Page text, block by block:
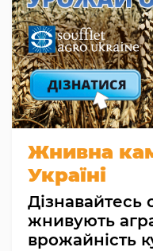
Жнивна
Україні
жнивують
врожайність